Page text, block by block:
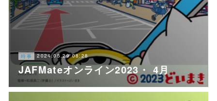
時事 2024.05.29 08:28
JAFMateオンライン2023・ 4月